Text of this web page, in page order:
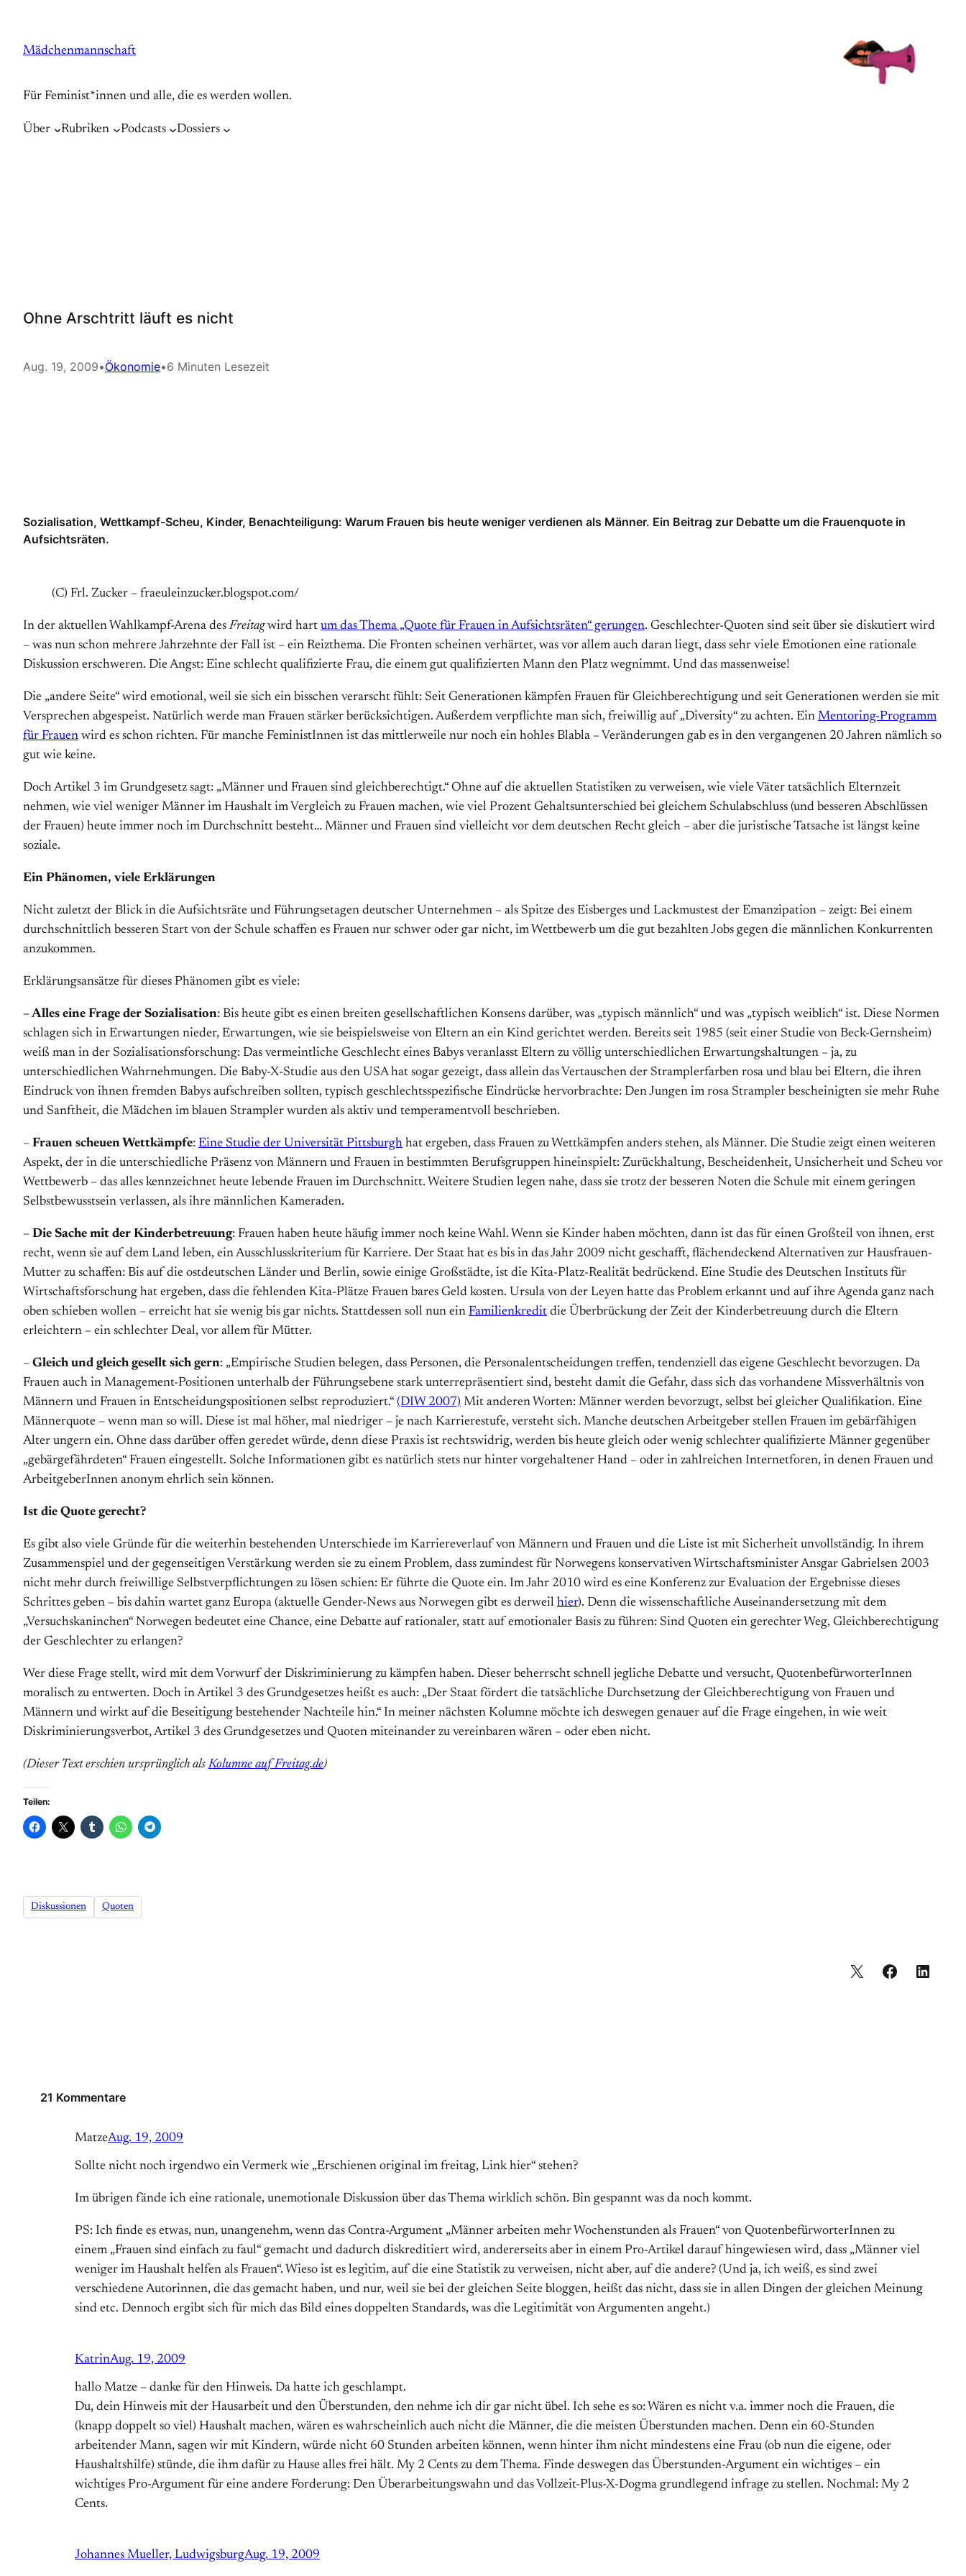
springen
Mädchenmannschaft
Für Feminist*innen und alle, die es werden wollen.
Über Rubriken Podcasts Dossiers
Ohne Arschtritt läuft es nicht
Aug. 19, 2009•Ökonomie•6 Minuten Lesezeit
Sozialisation, Wettkampf-Scheu, Kinder, Benachteiligung: Warum Frauen bis heute weniger verdienen als Männer. Ein Beitrag zur Debatte um die Frauenquote in
Aufsichtsräten.
(C) Frl. Zucker – fraeuleinzucker.blogspot.com/
In der aktuellen Wahlkampf-Arena des Freitagwird hart um das Thema „Quote für Frauen in Aufsichtsräten“ gerungen. Geschlechter-Quoten sind seit über sie diskutiert wird
– was nun schon mehrere Jahrzehnte der Fall ist – ein Reizthema. Die Fronten scheinen verhärtet, was vor allem auch daran liegt, dass sehr viele Emotionen eine rationale
Diskussion erschweren. Die Angst: Eine schlecht qualifizierte Frau, die einem gut qualifizierten Mann den Platz wegnimmt. Und das massenweise!
Die „andere Seite“ wird emotional, weil sie sich ein bisschen verarscht fühlt: Seit Generationen kämpfen Frauen für Gleichberechtigung und seit Generationen werden sie mit
Versprechen abgespeist. Natürlich werde man Frauen stärker berücksichtigen. Außerdem verpflichte man sich, freiwillig auf „Diversity“ zu achten. Ein Mentoring-Programm
für Frauen wird es schon richten. Für manche FeministInnen ist das mittlerweile nur noch ein hohles Blabla – Veränderungen gab es in den vergangenen 20 Jahren nämlich so
gut wie keine.
Doch Artikel 3 im Grundgesetz sagt: „Männer und Frauen sind gleichberechtigt.“ Ohne auf die aktuellen Statistiken zu verweisen, wie viele Väter tatsächlich Elternzeit
nehmen, wie viel weniger Männer im Haushalt im Vergleich zu Frauen machen, wie viel Prozent Gehaltsunterschied bei gleichem Schulabschluss (und besseren Abschlüssen
der Frauen) heute immer noch im Durchschnitt besteht… Männer und Frauen sind vielleicht vor dem deutschen Recht gleich – aber die juristische Tatsache ist längst keine
soziale.
Ein Phänomen, viele Erklärungen
Nicht zuletzt der Blick in die Aufsichtsräte und Führungsetagen deutscher Unternehmen – als Spitze des Eisberges und Lackmustest der Emanzipation – zeigt: Bei einem
durchschnittlich besseren Start von der Schule schaffen es Frauen nur schwer oder gar nicht, im Wettbewerb um die gut bezahlten Jobs gegen die männlichen Konkurrenten
anzukommen.
Erklärungsansätze für dieses Phänomen gibt es viele:
– Alles eine Frage der Sozialisation: Bis heute gibt es einen breiten gesellschaftlichen Konsens darüber, was „typisch männlich“ und was „typisch weiblich“ ist. Diese Normen
schlagen sich in Erwartungen nieder, Erwartungen, wie sie beispielsweise von Eltern an ein Kind gerichtet werden. Bereits seit 1985 (seit einer Studie von Beck-Gernsheim)
weiß man in der Sozialisationsforschung: Das vermeintliche Geschlecht eines Babys veranlasst Eltern zu völlig unterschiedlichen Erwartungshaltungen – ja, zu
unterschiedlichen Wahrnehmungen. Die Baby-X-Studie aus den USA hat sogar gezeigt, dass allein das Vertauschen der Stramplerfarben rosa und blau bei Eltern, die ihren
Eindruck von ihnen fremden Babys aufschreiben sollten, typisch geschlechtsspezifische Eindrücke hervorbrachte: Den Jungen im rosa Strampler bescheinigten sie mehr Ruhe
und Sanftheit, die Mädchen im blauen Strampler wurden als aktiv und temperamentvoll beschrieben.
– Frauen scheuen Wettkämpfe: Eine Studie der Universität Pittsburgh hat ergeben, dass Frauen zu Wettkämpfen anders stehen, als Männer. Die Studie zeigt einen weiteren
Aspekt, der in die unterschiedliche Präsenz von Männern und Frauen in bestimmten Berufsgruppen hineinspielt: Zurückhaltung, Bescheidenheit, Unsicherheit und Scheu vor
Wettbewerb – das alles kennzeichnet heute lebende Frauen im Durchschnitt. Weitere Studien legen nahe, dass sie trotz der besseren Noten die Schule mit einem geringen
Selbstbewusstsein verlassen, als ihre männlichen Kameraden.
– Die Sache mit der Kinderbetreuung: Frauen haben heute häufig immer noch keine Wahl. Wenn sie Kinder haben möchten, dann ist das für einen Großteil von ihnen, erst
recht, wenn sie auf dem Land leben, ein Ausschlusskriterium für Karriere. Der Staat hat es bis in das Jahr 2009 nicht geschafft, flächendeckend Alternativen zur Hausfrauen-
Mutter zu schaffen: Bis auf die ostdeutschen Länder und Berlin, sowie einige Großstädte, ist die Kita-Platz-Realität bedrückend. Eine Studie des Deutschen Instituts für
Wirtschaftsforschung hat ergeben, dass die fehlenden Kita-Plätze Frauen bares Geld kosten. Ursula von der Leyen hatte das Problem erkannt und auf ihre Agenda ganz nach
oben schieben wollen – erreicht hat sie wenig bis gar nichts. Stattdessen soll nun ein Familienkredit die Überbrückung der Zeit der Kinderbetreuung durch die Eltern
erleichtern – ein schlechter Deal, vor allem für Mütter.
– Gleich und gleich gesellt sich gern: „Empirische Studien belegen, dass Personen, die Personalentscheidungen treffen, tendenziell das eigene Geschlecht bevorzugen. Da
Frauen auch in Management-Positionen unterhalb der Führungsebene stark unterrepräsentiert sind, besteht damit die Gefahr, dass sich das vorhandene Missverhältnis von
Männern und Frauen in Entscheidungspositionen selbst reproduziert.“ (DIW 2007) Mit anderen Worten: Männer werden bevorzugt, selbst bei gleicher Qualifikation. Eine
Männerquote – wenn man so will. Diese ist mal höher, mal niedriger – je nach Karrierestufe, versteht sich. Manche deutschen Arbeitgeber stellen Frauen im gebärfähigen
Alter ungern ein. Ohne dass darüber offen geredet würde, denn diese Praxis ist rechtswidrig, werden bis heute gleich oder wenig schlechter qualifizierte Männer gegenüber
„gebärgefährdeten“ Frauen eingestellt. Solche Informationen gibt es natürlich stets nur hinter vorgehaltener Hand – oder in zahlreichen Internetforen, in denen Frauen und
ArbeitgeberInnen anonym ehrlich sein können.
Ist die Quote gerecht?
Es gibt also viele Gründe für die weiterhin bestehenden Unterschiede im Karriereverlauf von Männern und Frauen und die Liste ist mit Sicherheit unvollständig. In ihrem
Zusammenspiel und der gegenseitigen Verstärkung werden sie zu einem Problem, dass zumindest für Norwegens konservativen Wirtschaftsminister Ansgar Gabrielsen 2003
nicht mehr durch freiwillige Selbstverpflichtungen zu lösen schien: Er führte die Quote ein. Im Jahr 2010 wird es eine Konferenz zur Evaluation der Ergebnisse dieses
Schrittes geben – bis dahin wartet ganz Europa (aktuelle Gender-News aus Norwegen gibt es derweil hier). Denn die wissenschaftliche Auseinandersetzung mit dem
„Versuchskaninchen“ Norwegen bedeutet eine Chance, eine Debatte auf rationaler, statt auf emotionaler Basis zu führen: Sind Quoten ein gerechter Weg, Gleichberechtigung
der Geschlechter zu erlangen?
Wer diese Frage stellt, wird mit dem Vorwurf der Diskriminierung zu kämpfen haben. Dieser beherrscht schnell jegliche Debatte und versucht, QuotenbefürworterInnen
moralisch zu entwerten. Doch in Artikel 3 des Grundgesetzes heißt es auch: „Der Staat fördert die tatsächliche Durchsetzung der Gleichberechtigung von Frauen und
Männern und wirkt auf die Beseitigung bestehender Nachteile hin.“ In meiner nächsten Kolumne möchte ich deswegen genauer auf die Frage eingehen, in wie weit
Diskriminierungsverbot, Artikel 3 des Grundgesetzes und Quoten miteinander zu vereinbaren wären – oder eben nicht.
(Dieser Text erschien ursprünglich alsKolumne auf Freitag.de)
Teilen:
Diskussionen Quoten
21 Kommentare
MatzeAug. 19, 2009
Sollte nicht noch irgendwo ein Vermerk wie „Erschienen original im freitag, Link hier“ stehen?
Im übrigen fände ich eine rationale, unemotionale Diskussion über das Thema wirklich schön. Bin gespannt was da noch kommt.
PS: Ich finde es etwas, nun, unangenehm, wenn das Contra-Argument „Männer arbeiten mehr Wochenstunden als Frauen“ von QuotenbefürworterInnen zu
einem „Frauen sind einfach zu faul“ gemacht und dadurch diskreditiert wird, andererseits aber in einem Pro-Artikel darauf hingewiesen wird, dass „Männer viel
weniger im Haushalt helfen als Frauen“. Wieso ist es legitim, auf die eine Statistik zu verweisen, nicht aber, auf die andere? (Und ja, ich weiß, es sind zwei
verschiedene Autorinnen, die das gemacht haben, und nur, weil sie bei der gleichen Seite bloggen, heißt das nicht, dass sie in allen Dingen der gleichen Meinung
sind etc. Dennoch ergibt sich für mich das Bild eines doppelten Standards, was die Legitimität von Argumenten angeht.)
KatrinAug. 19, 2009
hallo Matze – danke für den Hinweis. Da hatte ich geschlampt.
Du, dein Hinweis mit der Hausarbeit und den Überstunden, den nehme ich dir gar nicht übel. Ich sehe es so: Wären es nicht v.a. immer noch die Frauen, die
(knapp doppelt so viel) Haushalt machen, wären es wahrscheinlich auch nicht die Männer, die die meisten Überstunden machen. Denn ein 60-Stunden
arbeitender Mann, sagen wir mit Kindern, würde nicht 60 Stunden arbeiten können, wenn hinter ihm nicht mindestens eine Frau (ob nun die eigene, oder
Haushaltshilfe) stünde, die ihm dafür zu Hause alles frei hält. My 2 Cents zu dem Thema. Finde deswegen das Überstunden-Argument ein wichtiges – ein
wichtiges Pro-Argument für eine andere Forderung: Den Überarbeitungswahn und das Vollzeit-Plus-X-Dogma grundlegend infrage zu stellen. Nochmal: My 2
Cents.
Johannes Mueller, LudwigsburgAug. 19, 2009